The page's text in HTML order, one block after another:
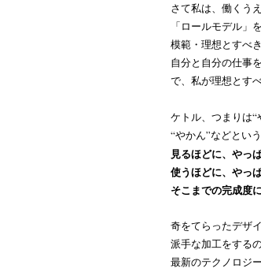
さて私は、働くう
「ロールモデル」
模範・理想とすべ
自分と自分の仕事
で、私が理想とす
ケトル、つまりは“
“やかん”などとい
見るほどに、やっ
使うほどに、やっ
そこまでの完成度
奇をてらったデザ
派手な加工をする
最新のテクノロジ